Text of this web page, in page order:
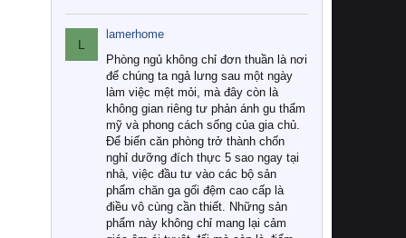
L
lamerhome
Phòng ngủ không chỉ đơn thuần là nơi
để chúng ta ngả lưng sau một ngày
làm việc mệt mỏi, mà đây còn là
không gian riêng tư phản ánh gu thẩm
mỹ và phong cách sống của gia chủ.
Để biến căn phòng trở thành chốn
nghỉ dưỡng đích thực 5 sao ngay tại
nhà, việc đầu tư vào các bộ sản
phẩm chăn ga gối đệm cao cấp là
điều vô cùng cần thiết. Những sản
phẩm này không chỉ mang lại cảm